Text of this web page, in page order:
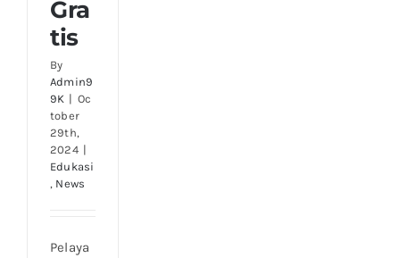
Gra
tis
By
Admin9
9K | Oc
tober
29th,
2024 |
Edukasi
, News
Pelaya